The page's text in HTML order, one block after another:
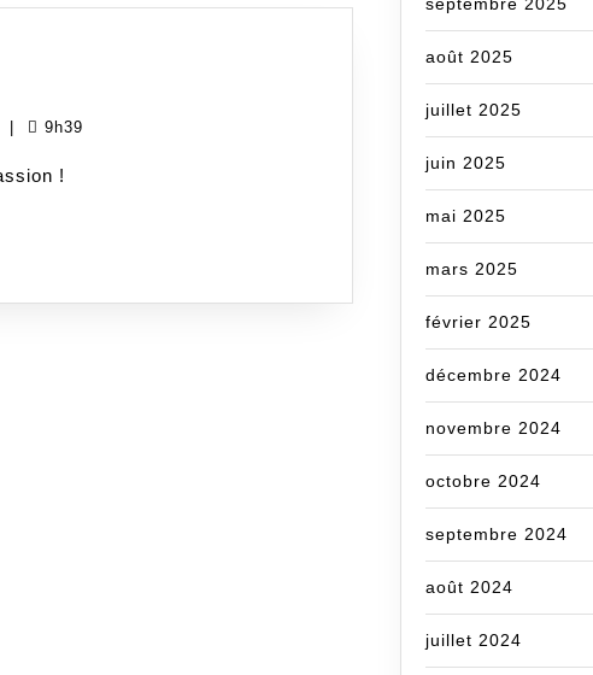
| 9h39
!
août 2025
juillet 2025
juin 2025
mai 2025
mars 2025
février 2025
décembre 2024
novembre 2024
octobre 2024
septembre 2024
août 2024
juillet 2024